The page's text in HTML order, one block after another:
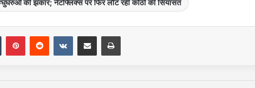
घुंघरुओं की झंकार; नेटफ्लिक्स पर फिर लौट रही कोठों की सियासत